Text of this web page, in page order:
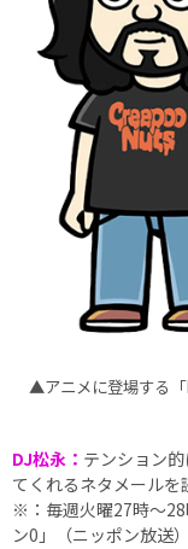
▲アニメに登場する「
DJ松永： テンション
てくれるネタメールを
※：毎週火曜27時～
ン0」（ニッポン放送